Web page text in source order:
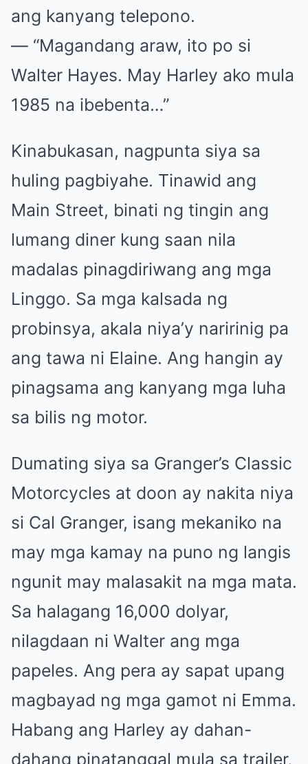
ang kanyang telepono.
— “Magandang araw, ito po si
Walter Hayes. May Harley ako mula
1985 na ibebenta…”
Kinabukasan, nagpunta siya sa
huling pagbiyahe. Tinawid ang
Main Street, binati ng tingin ang
lumang diner kung saan nila
madalas pinagdiriwang ang mga
Linggo. Sa mga kalsada ng
probinsya, akala niya’y naririnig pa
ang tawa ni Elaine. Ang hangin ay
pinagsama ang kanyang mga luha
sa bilis ng motor.
Dumating siya sa Granger’s Classic
Motorcycles at doon ay nakita niya
si Cal Granger, isang mekaniko na
may mga kamay na puno ng langis
ngunit may malasakit na mga mata.
Sa halagang 16,000 dolyar,
nilagdaan ni Walter ang mga
papeles. Ang pera ay sapat upang
magbayad ng mga gamot ni Emma.
Habang ang Harley ay dahan-
dahang pinatanggal mula sa trailer,